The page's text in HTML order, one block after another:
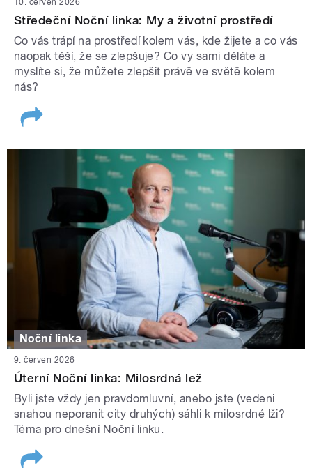
10. červen 2026
Středeční Noční linka: My a životní prostředí
Co vás trápí na prostředí kolem vás, kde žijete a co vás
naopak těší, že se zlepšuje? Co vy sami děláte a
myslíte si, že můžete zlepšit právě ve světě kolem
nás?
Noční linka
9. červen 2026
Úterní Noční linka: Milosrdná lež
Byli jste vždy jen pravdomluvní, anebo jste (vedeni
snahou neporanit city druhých) sáhli k milosrdné lži?
Téma pro dnešní Noční linku.